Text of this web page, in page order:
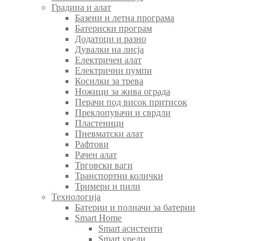
Градина и алат
Базени и летна програма
Батериски програм
Додатоци и разно
Дувалки на лисја
Електричен алат
Електрични пумпи
Косилки за трева
Ножици за жива ограда
Перачи под висок притисок
Преклопувачи и сврдли
Пластеници
Пневматски алат
Рафтови
Рачен алат
Трговски ваги
Транспортни колички
Тримери и пили
Технологија
Батерии и полначи за батерии
Smart Home
Smart асистенти
Smart уреди